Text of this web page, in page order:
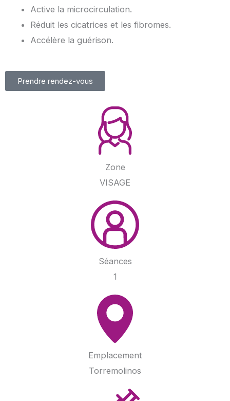
Active la microcirculation.
Réduit les cicatrices et les fibromes.
Accélère la guérison.
Prendre rendez-vous
Zone
VISAGE
Séances
1
Emplacement
Torremolinos